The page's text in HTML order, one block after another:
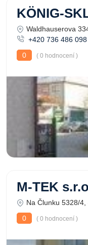
KÖNIG-
Waldhauserova
+420 736 486 098
0
( 0 hodnocení )
M-TEK
Na Člunku 5328/4,
0
( 0 hodnocení )